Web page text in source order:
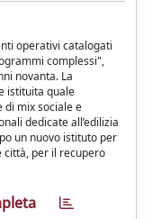
operativi catalogati
complessi",
novanta. La
istituita quale
mix sociale e
dedicate all’edilizia
un nuovo istituto per
per il recupero